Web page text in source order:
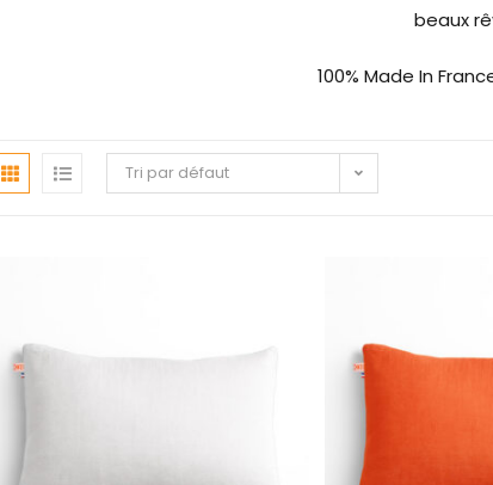
beaux
100% Made In
Tri par défaut